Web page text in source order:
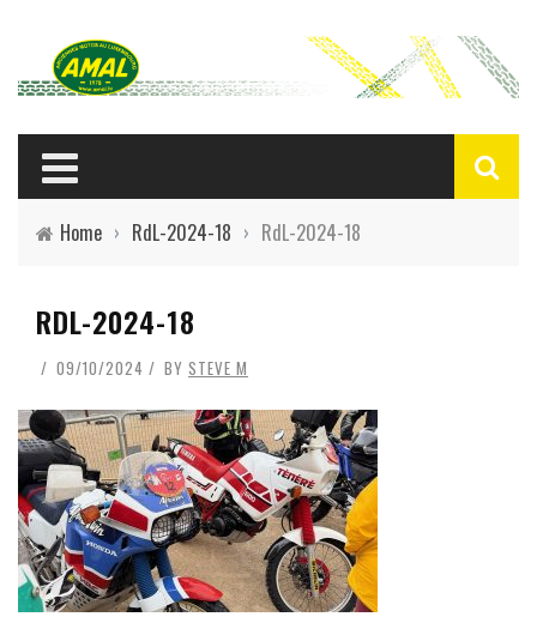
Home › RdL-2024-18 › RdL-2024-18
RDL-2024-18
09/10/2024 BY STEVE M